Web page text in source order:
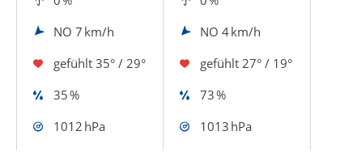
NO 7 km/h NO 4 km/h
gefühlt 35° / 29° gefühlt 27° / 19°
35 %
73 %
1012 hPa 1013 hPa